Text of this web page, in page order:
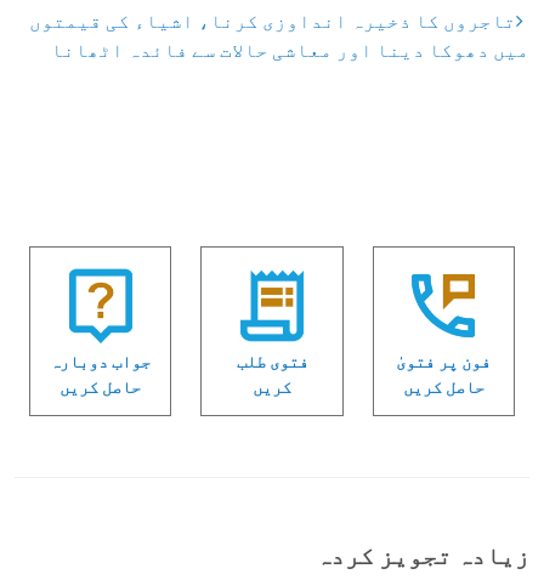
تاجروں کا ذخیرہ انداوزی کرنا، اشیاء کی قیمتوں
میں دھوکا دینا اور معاشی حالات سے فائدہ اٹھانا
فون پر فتویٰ
حاصل کریں
فتوی طلب
کریں
جواب دوبارہ
حاصل کریں
زیادہ تجویز کردہ